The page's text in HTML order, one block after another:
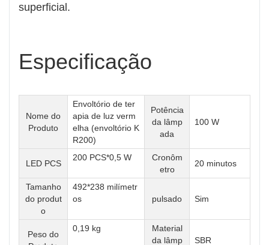
superficial.
Especificação
Nome do
Produto
Envoltório de ter
apia de luz verm
elha (envoltório K
R200)
Potência
da lâmp
ada
100 W
LED PCS
200 PCS*0,5 W
Cronôm
etro
20 minutos
Tamanho
do produt
o
492*238 milímetr
os
pulsado Sim
Peso do
0,19 kg
Material
da lâmp
SBR